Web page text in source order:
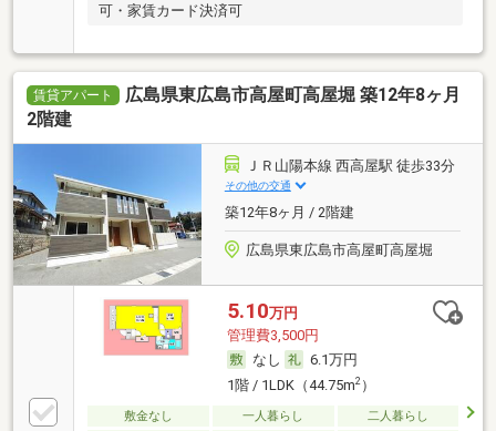
可・家賃カード決済可
賃貸アパート
広島県東広島市高屋町高屋堀 築12年8ヶ月
2階建
ＪＲ山陽本線 西高屋駅 徒歩33分
その他の交通
築12年8ヶ月 / 2階建
広島県東広島市高屋町高屋堀
5.10万円
管理費3,500円
なし
6.1万円
1階 / 1LDK（44.75m2）
敷金なし 一人暮らし
二人暮らし